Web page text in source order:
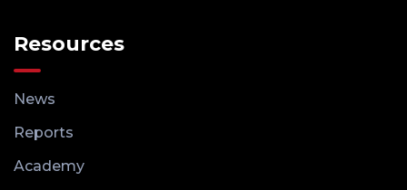
Resources
News
Reports
Academy